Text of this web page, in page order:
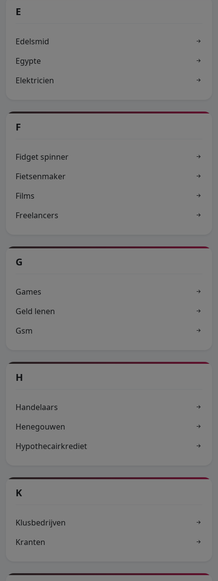
E
Edelsmid
Egypte
Elektricien
F
Fidget spinner
Fietsenmaker
Films
Freelancers
G
Games
Geld lenen
Gsm
H
Handelaars
Henegouwen
Hypothecairkrediet
K
Klusbedrijven
Kranten